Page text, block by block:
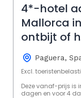
4*-hotel
Mallorca
ontbijt of
Paguera,
Excl.
Deze vanaf-prijs is
dagen en voor 4